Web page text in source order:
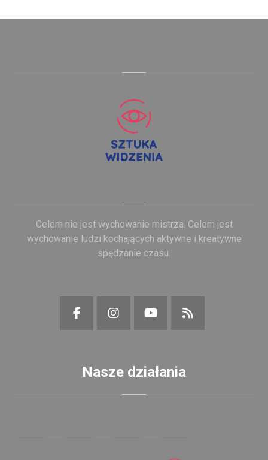
Celem nie jest wychowanie mistrza. Celem jest
wychowanie ludzi kochających aktywne i kreatywne
spędzanie czasu.
Nasze działania